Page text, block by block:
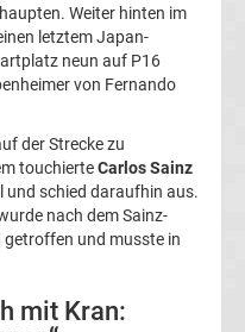
Weiter hinten im
letztem Japan-
neun auf P16
von Fernando
der Strecke zu
touchierteCarlos Sainz
und schied daraufhin aus.
nach dem Sainz-
getroffen und musste in
mit Kran: